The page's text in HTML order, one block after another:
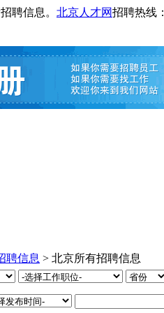
聘信息。 北京人才网招聘热线：
聘信息 > 北京所有招聘信息